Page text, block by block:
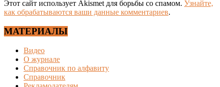
Этот сайт использует Akismet для борьбы со спамом. Узнайте,
как обрабатываются ваши данные комментариев.
МАТЕРИАЛЫ
Видео
О журнале
Справочник по алфавиту
Справочник